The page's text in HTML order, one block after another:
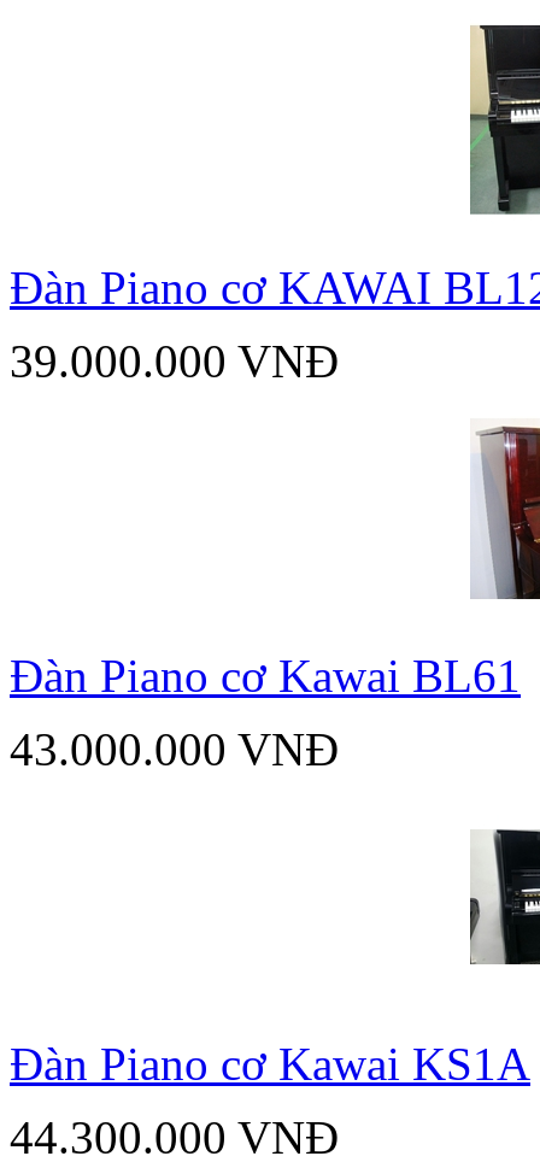
Đàn Piano cơ KAWAI
39.000.000 VNĐ
Đàn Piano cơ Kawai BL61
43.000.000 VNĐ
Đàn Piano cơ Kawai KS1A
44.300.000 VNĐ